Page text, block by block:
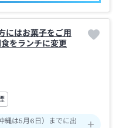
にはお菓子をご用
をランチに変更
は5月6日）までに出